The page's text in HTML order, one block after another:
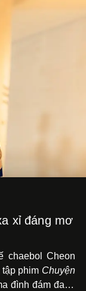
xỉ đáng mơ
chaebol Cheon
phim Chuyện
đình đám đang